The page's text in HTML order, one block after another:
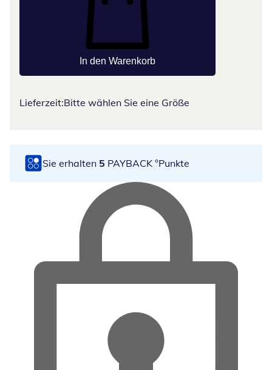
In den Warenkorb
Lieferzeit:Bitte wählen Sie eine Größe
Sie erhalten 5 PAYBACK °Punkte